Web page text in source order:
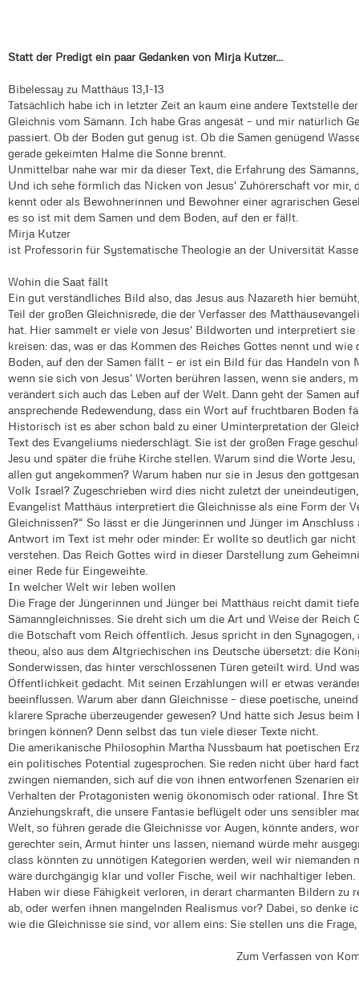
Statt der Predigt ein paar Gedanken von Mirja Kutzer...
Bibelessay zu Matthäus 13,1-13
Tatsächlich habe ich in letzter Zeit an kaum eine andere Textstelle
Gleichnis vom Sämann. Ich habe Gras angesät – und mir natürlich
passiert. Ob der Boden gut genug ist. Ob die Samen genügend
gerade gekeimten Halme die Sonne brennt.
Unmittelbar nahe war mir da dieser Text, die Erfahrung des
Und ich sehe förmlich das Nicken von Jesus‘ Zuhörerschaft vor mir,
kennt oder als Bewohnerinnen und Bewohner einer agrarischen
es so ist mit dem Samen und dem Boden, auf den er fällt.
Mirja Kutzer
ist Professorin für Systematische Theologie an der Universität
Wohin die Saat fällt
Ein gut verständliches Bild also, das Jesus aus Nazareth hier
Teil der großen Gleichnisrede, die der Verfasser des
hat. Hier sammelt er viele von Jesus‘ Bildworten und interpretiert
kreisen: das, was er das Kommen des Reiches Gottes nennt und
Boden, auf den der Samen fällt – er ist ein Bild für das Handeln von
wenn sie sich von Jesus‘ Worten berühren lassen, wenn sie anders,
verändert sich auch das Leben auf der Welt. Dann geht der Samen
ansprechende Redewendung, dass ein Wort auf fruchtbaren Boden
Historisch ist es aber schon bald zu einer Uminterpretation der
Text des Evangeliums niederschlägt. Sie ist der großen Frage
Jesu und später die frühe Kirche stellen. Warum sind die Worte
allen gut angekommen? Warum haben nur sie in Jesus den
Volk Israel? Zugeschrieben wird dies nicht zuletzt der
Evangelist Matthäus interpretiert die Gleichnisse als eine Form der
Gleichnissen?“ So lässt er die Jüngerinnen und Jünger im Anschluss
Antwort im Text ist mehr oder minder: Er wollte so deutlich gar
verstehen. Das Reich Gottes wird in dieser Darstellung zum
einer Rede für Eingeweihte.
In welcher Welt wir leben wollen
Die Frage der Jüngerinnen und Jünger bei Matthäus reicht damit
Sämanngleichnisses. Sie dreht sich um die Art und Weise der
die Botschaft vom Reich öffentlich. Jesus spricht in den Synagogen,
theou, also aus dem Altgriechischen ins Deutsche übersetzt: die
Sonderwissen, das hinter verschlossenen Türen geteilt wird. Und
Öffentlichkeit gedacht. Mit seinen Erzählungen will er etwas
beeinflussen. Warum aber dann Gleichnisse – diese poetische,
klarere Sprache überzeugender gewesen? Und hätte sich Jesus
bringen können? Denn selbst das tun viele dieser Texte nicht.
Die amerikanische Philosophin Martha Nussbaum hat poetischen
ein politisches Potential zugesprochen. Sie reden nicht über hard
zwingen niemanden, sich auf die von ihnen entworfenen Szenarien
Verhalten der Protagonisten wenig ökonomisch oder rational. Ihre
Anziehungskraft, die unsere Fantasie beflügelt oder uns sensibler
Welt, so führen gerade die Gleichnisse vor Augen, könnte anders,
gerechter sein, Armut hinter uns lassen, niemand würde mehr
class könnten zu unnötigen Kategorien werden, weil wir niemanden
wäre durchgängig klar und voller Fische, weil wir nachhaltiger leben.
Haben wir diese Fähigkeit verloren, in derart charmanten Bildern zu
ab, oder werfen ihnen mangelnden Realismus vor? Dabei, so denke
wie die Gleichnisse sie sind, vor allem eins: Sie stellen uns die
Zum Verfassen von